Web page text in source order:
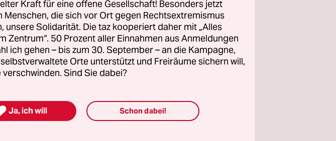
ausgestaltet sein sollen. Frank
Sprecher der SPD-Fraktion,
Statt permanent „Radau“
Hausaufgaben machen“,
mit Ländern wie Senegal,
Kraft für eine offene Gesellschaft! Besonders jetzt
Menschen, die sich vor Ort gegen Rechtsextremismus
unsere Solidarität. Die taz kooperiert daher mit „Alles
Zentrum“. 50 Prozent aller Einnahmen aus Anmeldungen
ich gehen – bis zum 30. September – an die Kampagne,
Orte unterstützt und Freiräume sichern will,
verschwinden. Sind Sie dabei?
Ja, ich will Schon dabei!